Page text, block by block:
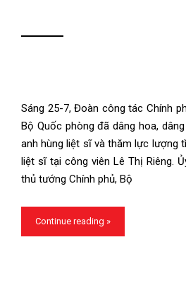
Sáng 25-7, Đoàn công tác Chính
Bộ Quốc phòng đã dâng hoa,
anh hùng liệt sĩ và thăm lực lượng
liệt sĩ tại công viên Lê Thị Riêng.
thủ tướng Chính phủ, Bộ
Continue reading »